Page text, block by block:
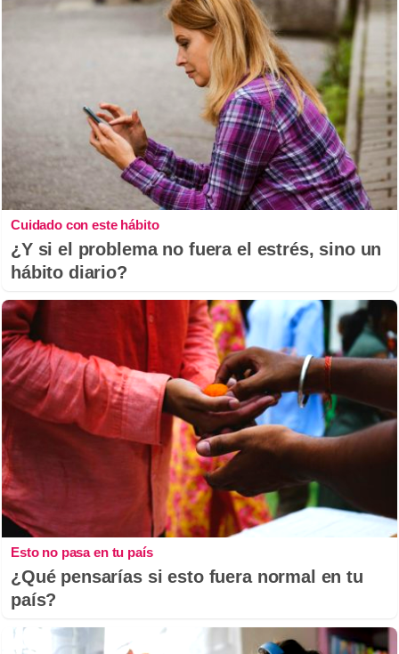
Cuidado con este hábito
¿Y si el problema no fuera el estrés, sino un
hábito diario?
Esto no pasa en tu país
¿Qué pensarías si esto fuera normal en tu
país?